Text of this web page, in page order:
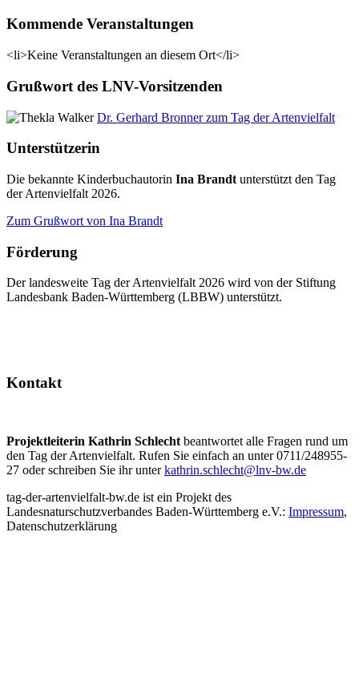
Kommende Veranstaltungen
<li>Keine Veranstaltungen an diesem Ort</li>
Grußwort des LNV-Vorsitzenden
Dr. Gerhard Bronner zum Tag der Artenvielfalt
Unterstützerin
Die bekannte Kinderbuchautorin Ina Brandt unterstützt den Tag
der Artenvielfalt 2026.
Zum Grußwort von Ina Brandt
Förderung
Der landesweite Tag der Artenvielfalt 2026 wird von der Stiftung
Landesbank Baden-Württemberg (LBBW) unterstützt.
Kontakt
Projektleiterin Kathrin Schlecht beantwortet alle Fragen rund um
den Tag der Artenvielfalt. Rufen Sie einfach an unter 0711/248955-
27 oder schreiben Sie ihr unterkathrin.schlecht@lnv-bw.de
tag-der-artenvielfalt-bw.de ist ein Projekt des
Landesnaturschutzverbandes Baden-Württemberg e.V.: Impressum,
Datenschutzerklärung